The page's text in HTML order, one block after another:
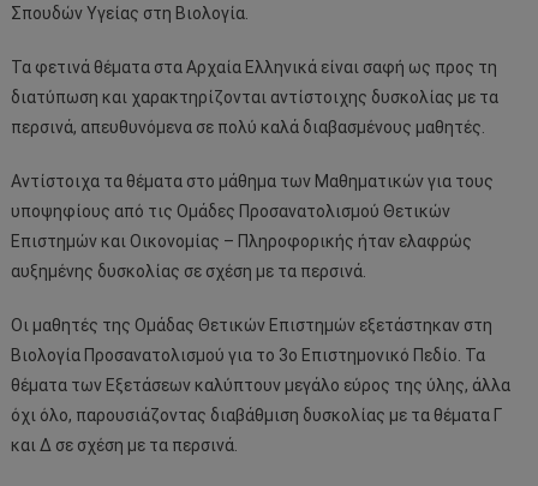
Σπουδών Υγείας στη Βιολογία.
Τα φετινά θέματα στα Αρχαία Ελληνικά είναι σαφή ως προς τη
διατύπωση και χαρακτηρίζονται αντίστοιχης δυσκολίας με τα
περσινά, απευθυνόμενα σε πολύ καλά διαβασμένους μαθητές.
Αντίστοιχα τα θέματα στο μάθημα των Μαθηματικών για τους
υποψηφίους από τις Ομάδες Προσανατολισμού Θετικών
Επιστημών και Οικονομίας – Πληροφορικής ήταν ελαφρώς
αυξημένης δυσκολίας σε σχέση με τα περσινά.
Οι μαθητές της Ομάδας Θετικών Επιστημών εξετάστηκαν στη
Βιολογία Προσανατολισμού για το 3ο Επιστημονικό Πεδίο. Τα
θέματα των Εξετάσεων καλύπτουν μεγάλο εύρος της ύλης, άλλα
όχι όλο, παρουσιάζοντας διαβάθμιση δυσκολίας με τα θέματα Γ
και Δ σε σχέση με τα περσινά.